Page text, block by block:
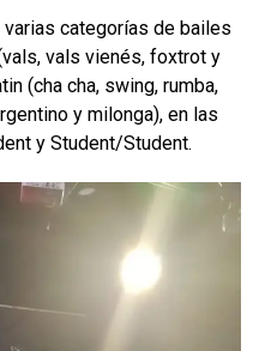
categorías de bailes
vals vienés, foxtrot y
(cha cha, swing, rumba,
y milonga), en las
y Student/Student.